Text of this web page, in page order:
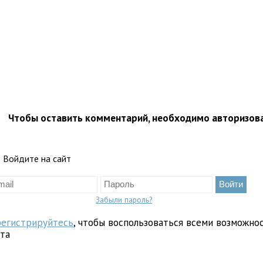
Чтобы оставить комментарий, необходимо
Войдите на сайт
Забыли пароль?
, чтобы воспользоваться всеми